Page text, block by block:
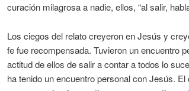
curación milagrosa a nadie, ellos, “al salir,
Los ciegos del relato creyeron en Jesús y
fe fue recompensada. Tuvieron un encuentro
actitud de ellos de salir a contar a todos lo
ha tenido un encuentro personal con Jesús.